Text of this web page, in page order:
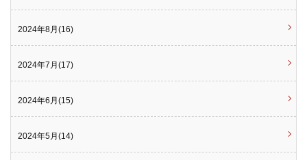
2024年8月(16)
2024年7月(17)
2024年6月(15)
2024年5月(14)